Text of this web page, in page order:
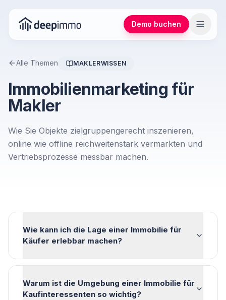
Demo buchen
Alle Themen MAKLERWISSEN
Immobilienmarketing für
Makler
Wie Sie Objekte zielgruppengerecht inszenieren,
online wie offline reichweitenstark vermarkten und
Vertriebsprozesse messbar machen.
Wie kann ich die Lage einer Immobilie für
Käufer erlebbar machen?
Warum ist die Umgebung einer Immobilie für
Kaufinteressenten so wichtig?